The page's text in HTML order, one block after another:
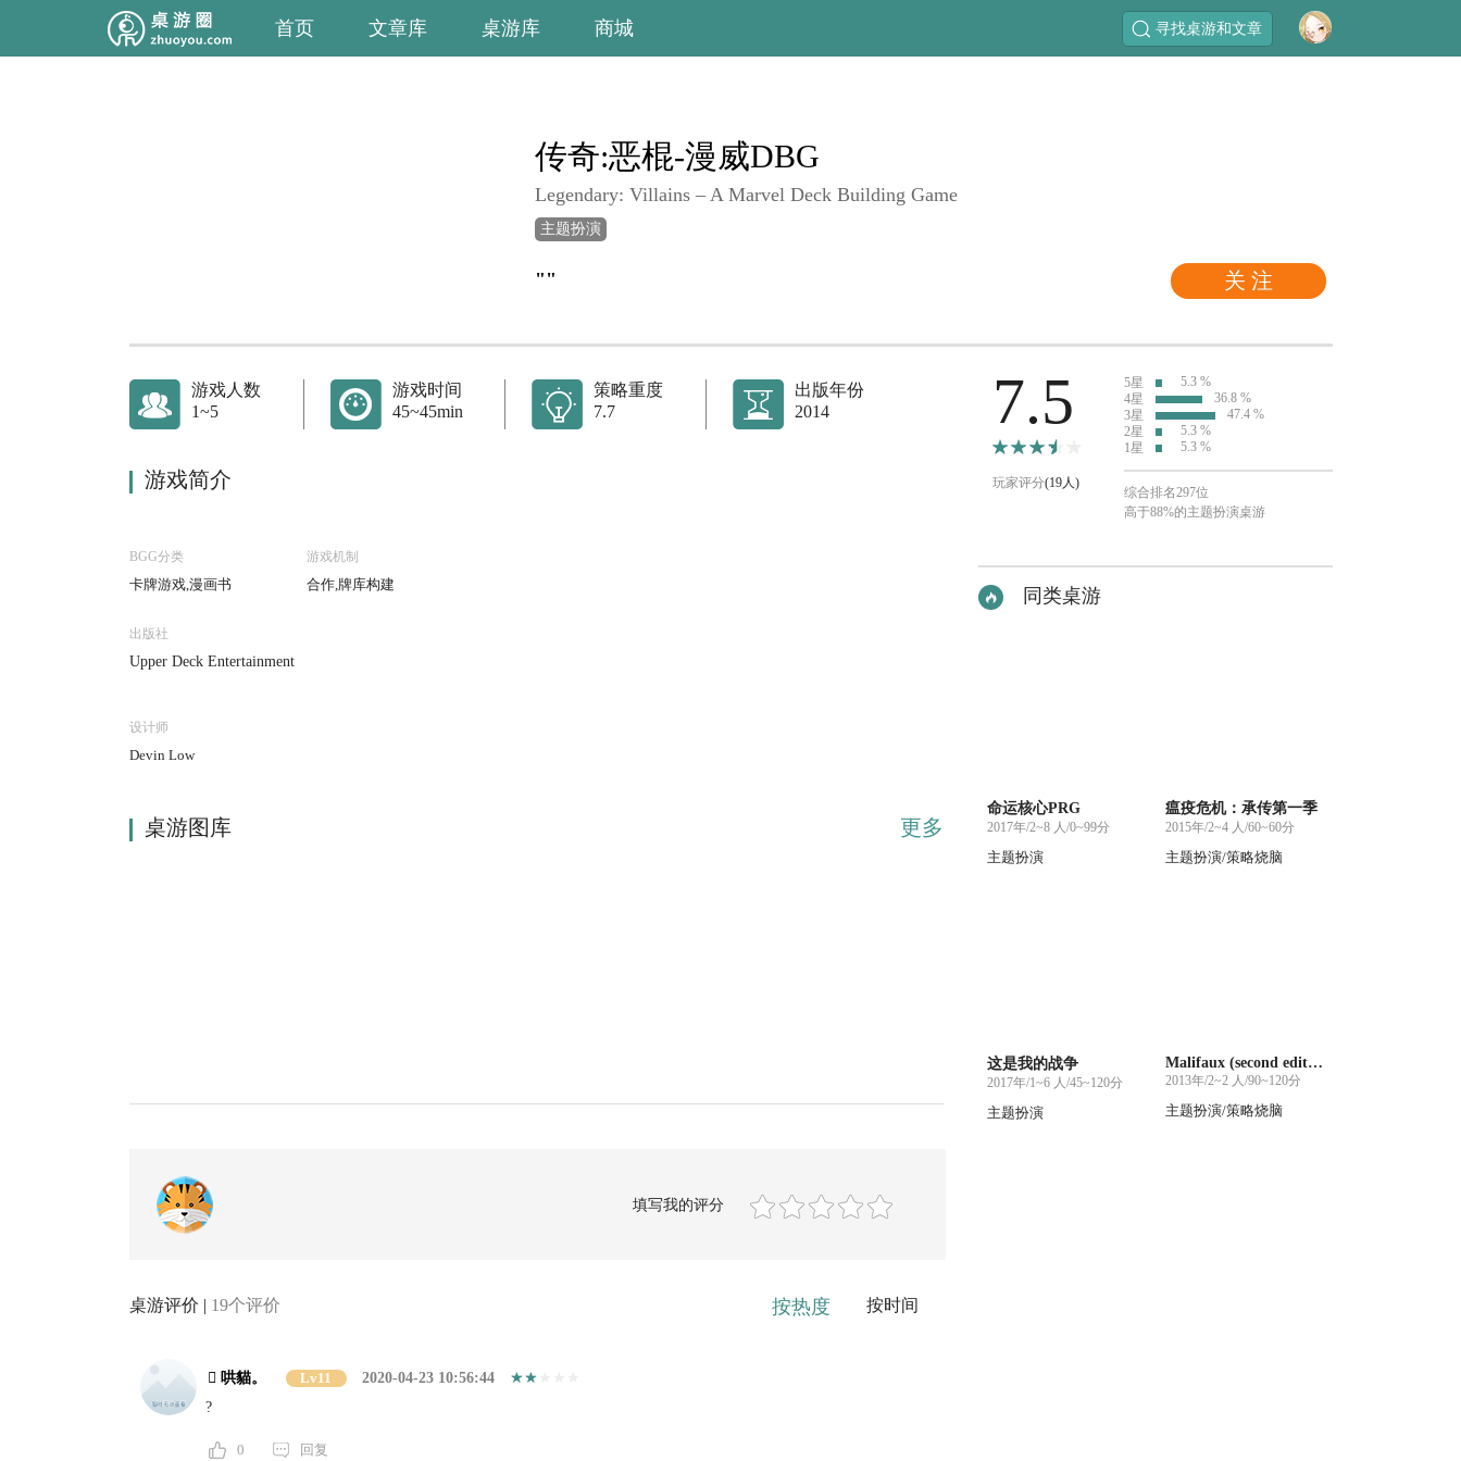
首页 文章库 桌游库 商城 寻找桌游和文章
关 注
传奇:恶棍-漫威DBG
Legendary: Villains – A Marvel Deck Building Game
主题扮演
""
游戏人数
1~5
游戏时间
45~45min
策略重度
7.7
出版年份
2014
游戏简介
BGG分类
卡牌游戏,漫画书
游戏机制
合作,牌库构建
出版社
Upper Deck Entertainment
设计师
Devin Low
桌游图库 更多
填写我的评分
桌游评价 | 19个评价 按热度 按时间
 哄貓。 Lv11
2020-04-23 10:56:44
?
0 回复
7.5
玩家评分(19人)
5星
5.3 %
4星
36.8 %
3星
47.4 %
2星
5.3 %
1星
5.3 %
综合排名297位
高于88%的主题扮演桌游
同类桌游
命运核心PRG
2017年/2~8 人/0~99分
主题扮演
瘟疫危机：承传第一季
2015年/2~4 人/60~60分
主题扮演/策略烧脑
这是我的战争
2017年/1~6 人/45~120分
主题扮演
Malifaux (second edition)
2013年/2~2 人/90~120分
主题扮演/策略烧脑